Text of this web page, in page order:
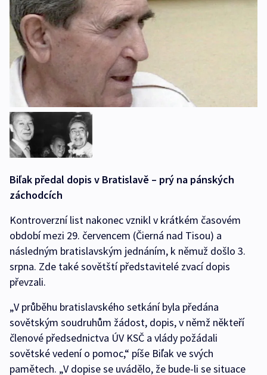
Biľak předal dopis v Bratislavě – prý na pánských
záchodcích
Kontroverzní list nakonec vznikl v krátkém časovém
období mezi 29. červencem (Čierná nad Tisou) a
následným bratislavským jednáním, k němuž došlo 3.
srpna. Zde také sovětští představitelé zvací dopis
převzali.
„V průběhu bratislavského setkání byla předána
sovětským soudruhům žádost, dopis, v němž někteří
členové předsednictva ÚV KSČ a vlády požádali
sovětské vedení o pomoc,“ píše Biľak ve svých
pamětech. „V dopise se uvádělo, že bude-li se situace